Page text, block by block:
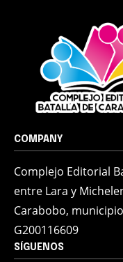
COMPANY
Complejo Editorial
entre Lara y
Carabobo,
G200116609
SÍGUENOS